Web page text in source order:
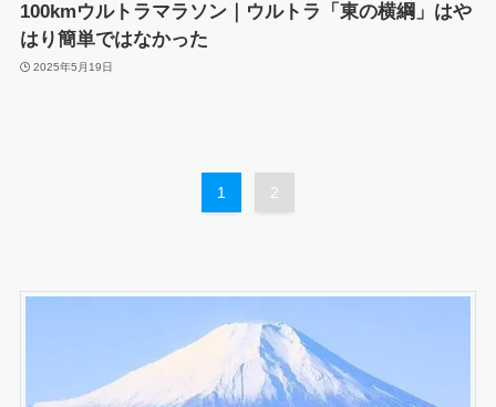
100kmウルトラマラソン｜ウルトラ「東の横綱」はや
はり簡単ではなかった
2025年5月19日
1 2